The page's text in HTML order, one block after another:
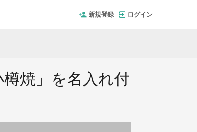
新規登録 ログイン
焼」を名入れ付